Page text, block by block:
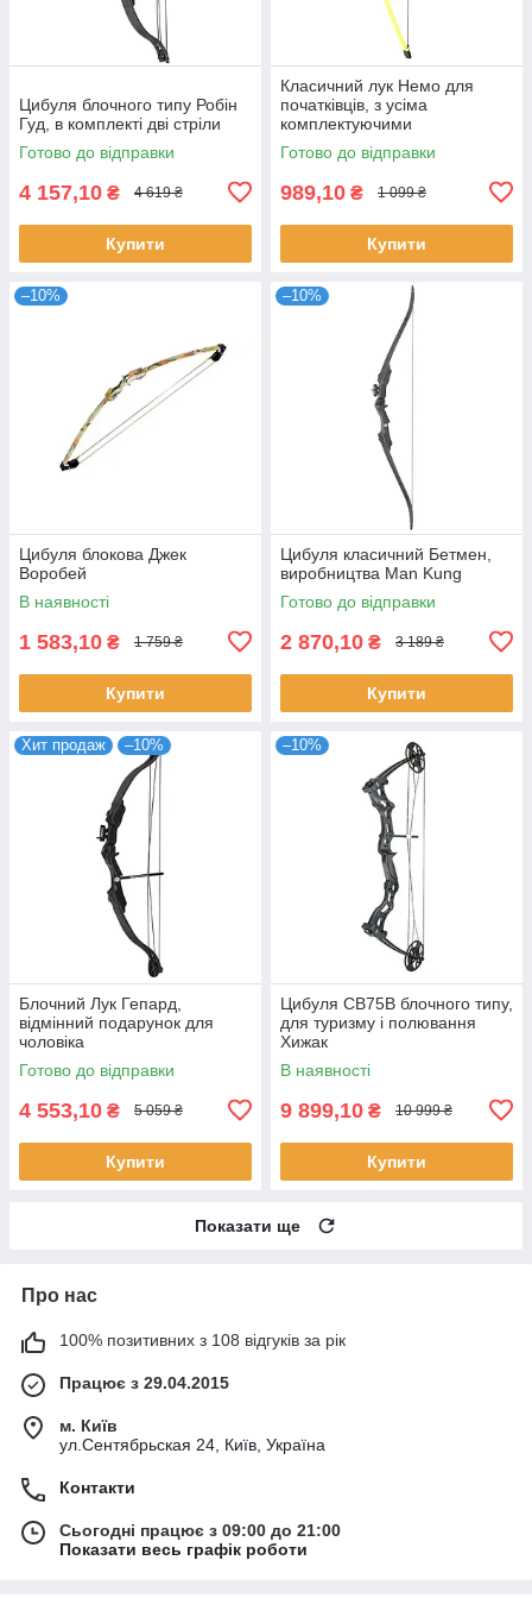
Цибуля блочного типу Робін
Гуд, в комплекті дві стріли
Готово до відправки
4 157,10 ₴ 4 619 ₴
Купити
Класичний лук Немо для
початківців, з усіма
комплектуючими
Готово до відправки
989,10 ₴ 1 099 ₴
Купити
–10%
Цибуля блокова Джек
Воробей
В наявності
1 583,10 ₴ 1 759 ₴
Купити
–10%
Цибуля класичний Бетмен,
виробництва Man Kung
Готово до відправки
2 870,10 ₴ 3 189 ₴
Купити
Хит продаж –10%
Блочний Лук Гепард,
відмінний подарунок для
чоловіка
Готово до відправки
4 553,10 ₴ 5 059 ₴
Купити
–10%
Цибуля CB75B блочного типу,
для туризму і полювання
Хижак
В наявності
9 899,10 ₴ 10 999 ₴
Купити
Показати ще
Про нас
100% позитивних з 108 відгуків за рік
Працює з 29.04.2015
м. Київ
ул.Сентябрьская 24, Київ, Україна
Контакти
Сьогодні працює з 09:00 до 21:00
Показати весь графік роботи